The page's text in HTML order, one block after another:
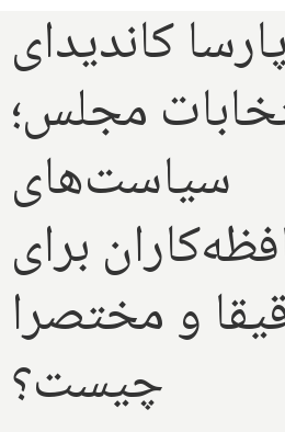
کاندیدای
مجلس؛
سیاست‌های
برای
و مختصرا
چیست؟